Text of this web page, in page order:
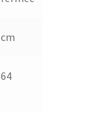
cm
64